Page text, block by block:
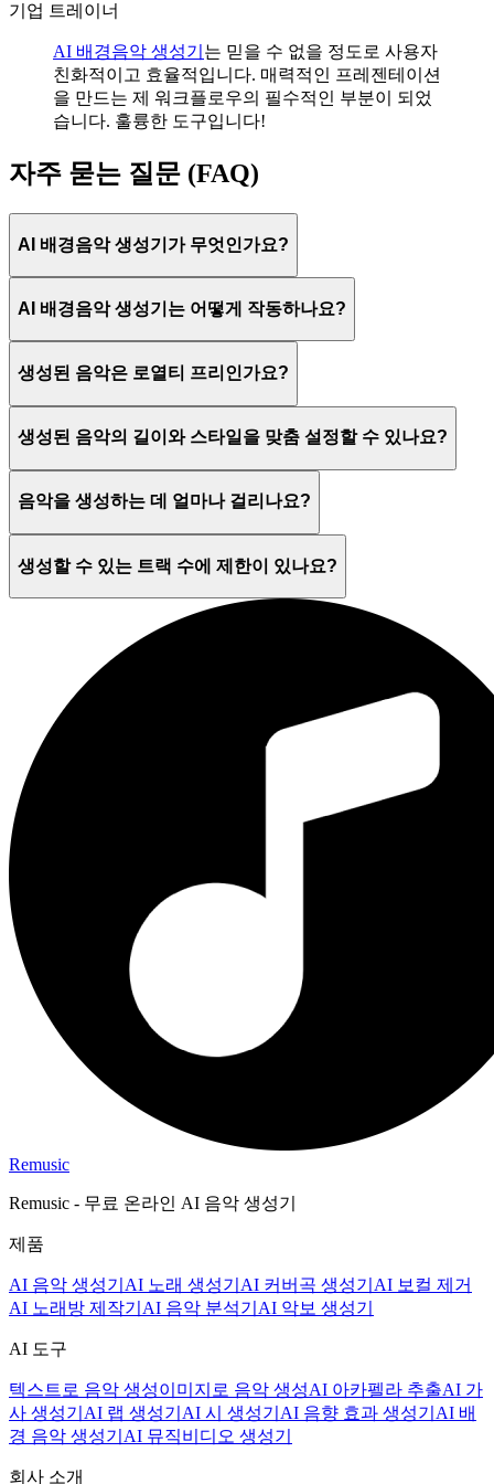
기업 트레이너
AI 배경음악 생성기 는 믿을 수 없을 정도로 사용자
친화적이고 효율적입니다. 매력적인 프레젠테이션
을 만드는 제 워크플로우의 필수적인 부분이 되었
습니다. 훌륭한 도구입니다!
자주 묻는 질문 (FAQ)
AI 배경음악 생성기가 무엇인가요?
AI 배경음악 생성기는 어떻게 작동하나요?
생성된 음악은 로열티 프리인가요?
생성된 음악의 길이와 스타일을 맞춤 설정할 수 있나요?
음악을 생성하는 데 얼마나 걸리나요?
생성할 수 있는 트랙 수에 제한이 있나요?
Remusic
Remusic - 무료 온라인 AI 음악 생성기
제품
AI 음악 생성기 AI 노래 생성기 AI 커버곡 생성기 AI 보컬 제거
AI 노래방 제작기 AI 음악 분석기 AI 악보 생성기
AI 도구
텍스트로 음악 생성이미지로 음악 생성AI 아카펠라 추출AI 가
사 생성기 AI 랩 생성기 AI 시 생성기 AI 음향 효과 생성기 AI 배
경 음악 생성기 AI 뮤직비디오 생성기
회사 소개